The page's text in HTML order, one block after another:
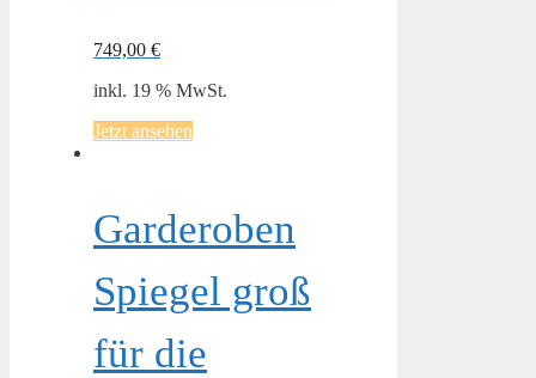
749,00 €
inkl. 19 % MwSt.
Jetzt ansehen
Garderoben
Spiegel groß
für die